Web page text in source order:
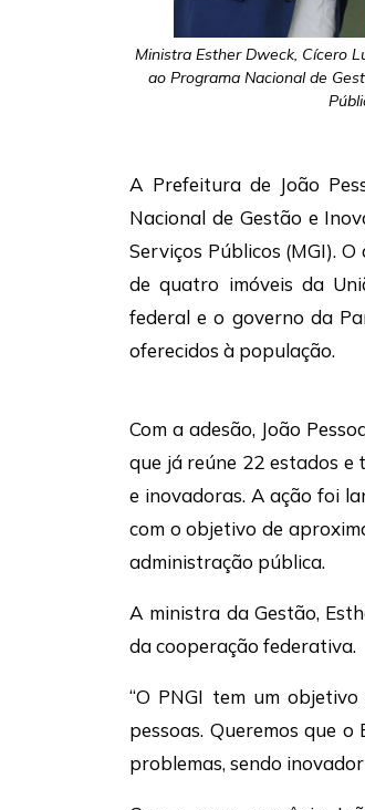
Ministra Esther Dweck, Cícero
ao Programa Nacional de
A Prefeitura de João
Nacional de Gestão e
Serviços Públicos (MGI).
de quatro imóveis da
federal e o governo da
oferecidos à população.
Com a adesão, João
que já reúne 22 estados
e inovadoras. A ação foi
com o objetivo de
administração pública.
A ministra da Gestão,
da cooperação federativa.
“O PNGI tem um
pessoas. Queremos que
problemas, sendo